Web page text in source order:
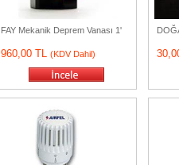
FAY Mekanik Deprem Vanası 1'
960,00 TL (KDV Dahil)